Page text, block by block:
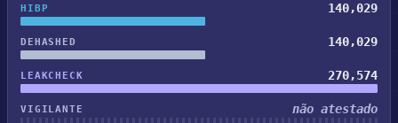
HIBP 140,029
DEHASHED 140,029
LEAKCHECK 270,574
VIGILANTE não atestado